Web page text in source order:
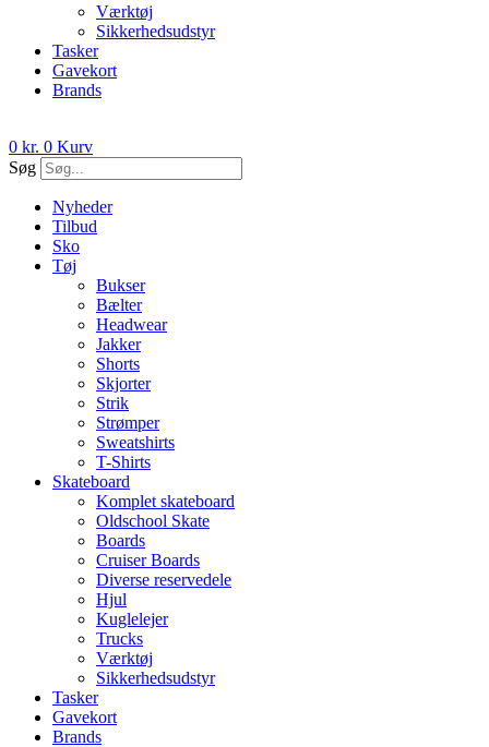
Værktøj
Sikkerhedsudstyr
Tasker
Gavekort
Brands
0 kr. 0 Kurv
Søg
Nyheder
Tilbud
Sko
Tøj
Bukser
Bælter
Headwear
Jakker
Shorts
Skjorter
Strik
Strømper
Sweatshirts
T-Shirts
Skateboard
Komplet skateboard
Oldschool Skate
Boards
Cruiser Boards
Diverse reservedele
Hjul
Kuglelejer
Trucks
Værktøj
Sikkerhedsudstyr
Tasker
Gavekort
Brands